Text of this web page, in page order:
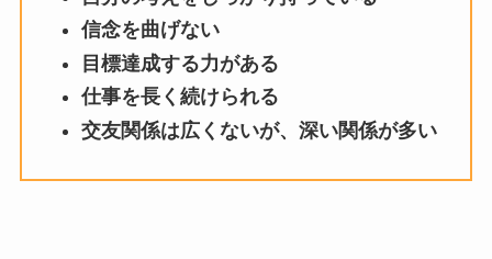
信念を曲げない
目標達成する力がある
仕事を長く続けられる
交友関係は広くないが、深い関係が多い